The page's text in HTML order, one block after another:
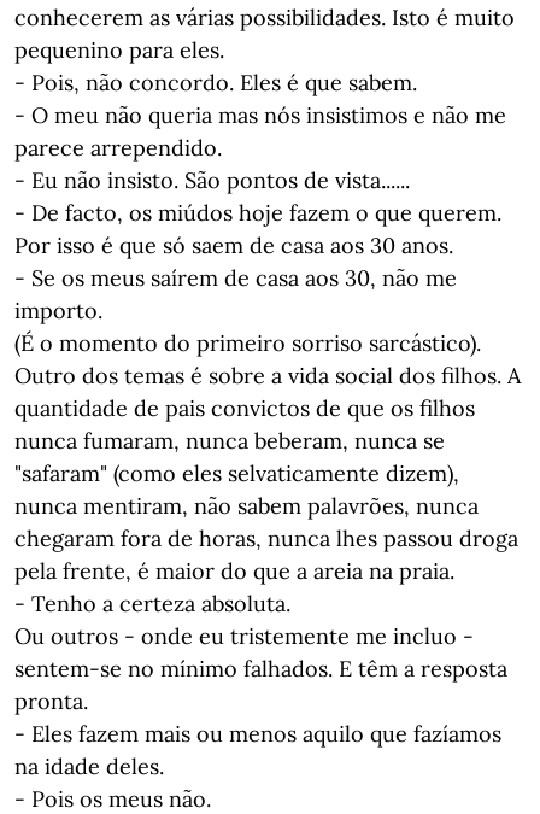
conhecerem as várias possibilidades. Isto é muito
pequenino para eles.
- Pois, não concordo. Eles é que sabem.
- O meu não queria mas nós insistimos e não me
parece arrependido.
- Eu não insisto. São pontos de vista......
- De facto, os miúdos hoje fazem o que querem.
Por isso é que só saem de casa aos 30 anos.
- Se os meus saírem de casa aos 30, não me
importo.
(É o momento do primeiro sorriso sarcástico).
Outro dos temas é sobre a vida social dos filhos. A
quantidade de pais convictos de que os filhos
nunca fumaram, nunca beberam, nunca se
"safaram" (como eles selvaticamente dizem),
nunca mentiram, não sabem palavrões, nunca
chegaram fora de horas, nunca lhes passou droga
pela frente, é maior do que a areia na praia.
- Tenho a certeza absoluta.
Ou outros - onde eu tristemente me incluo -
sentem-se no mínimo falhados. E têm a resposta
pronta.
- Eles fazem mais ou menos aquilo que fazíamos
na idade deles.
- Pois os meus não.